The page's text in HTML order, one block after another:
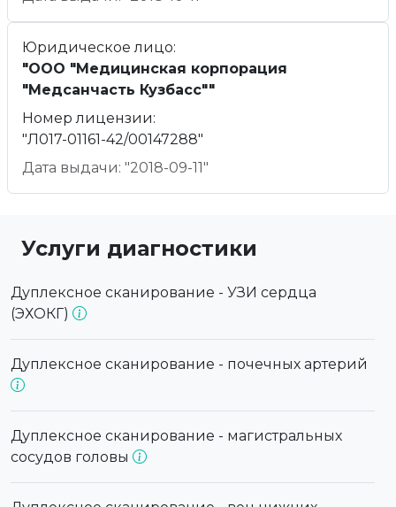
Юридическое лицо:
"ООО "Медицинская корпорация
"Медсанчасть Кузбасс""
Номер лицензии:
"Л017-01161-42/00147288"
Дата выдачи: "2018-09-11"
Услуги диагностики
Дуплексное сканирование - УЗИ сердца
(ЭХОКГ)
Дуплексное сканирование - почечных артерий
Дуплексное сканирование - магистральных
сосудов головы